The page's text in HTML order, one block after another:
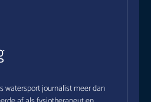
watersport journalist meer dan